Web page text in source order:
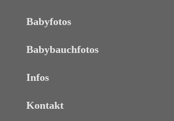
Babyfotos
Babybauchfotos
Infos
Kontakt